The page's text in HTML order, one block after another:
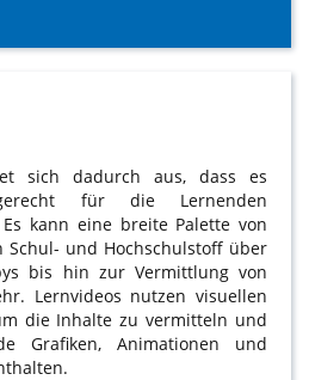
sich dadurch aus, dass es
für die Lernenden
kann eine breite Palette von
Schul- und Hochschulstoff über
bis hin zur Vermittlung von
Lernvideos nutzen visuellen
die Inhalte zu vermitteln und
Grafiken, Animationen und